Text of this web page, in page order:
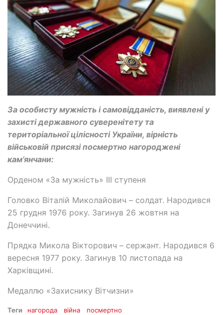
За особисту мужність і самовідданість, виявлені у
захисті державного суверенітету та
територіальної цілісності України, вірність
військовій присязі посмертно нагороджені
кам’янчани:
Орденом «За мужність» ІІІ ступеня
Головко Віталій Миколайович – солдат. Народився
25 грудня 1976 року. Загинув 26 жовтня на
Донеччині.
Прядка Микола Вікторович – сержант. Народився 6
вересня 1977 року. Загинув 10 листопада на
Харківщині.
Медаллю «Захиснику Вітчизни»
Теги нагорода війна посмертно